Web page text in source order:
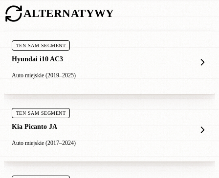
ALTERNATYWY
TEN SAM SEGMENT
Hyundai i10 AC3
Auto miejskie (2019–2025)
TEN SAM SEGMENT
Kia Picanto JA
Auto miejskie (2017–2024)